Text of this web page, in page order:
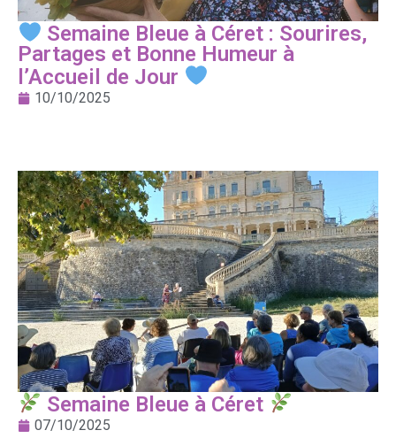
Semaine Bleue à Céret : Sourires,
Partages et Bonne Humeur à
l’Accueil de Jour
10/10/2025
Semaine Bleue à Céret
07/10/2025